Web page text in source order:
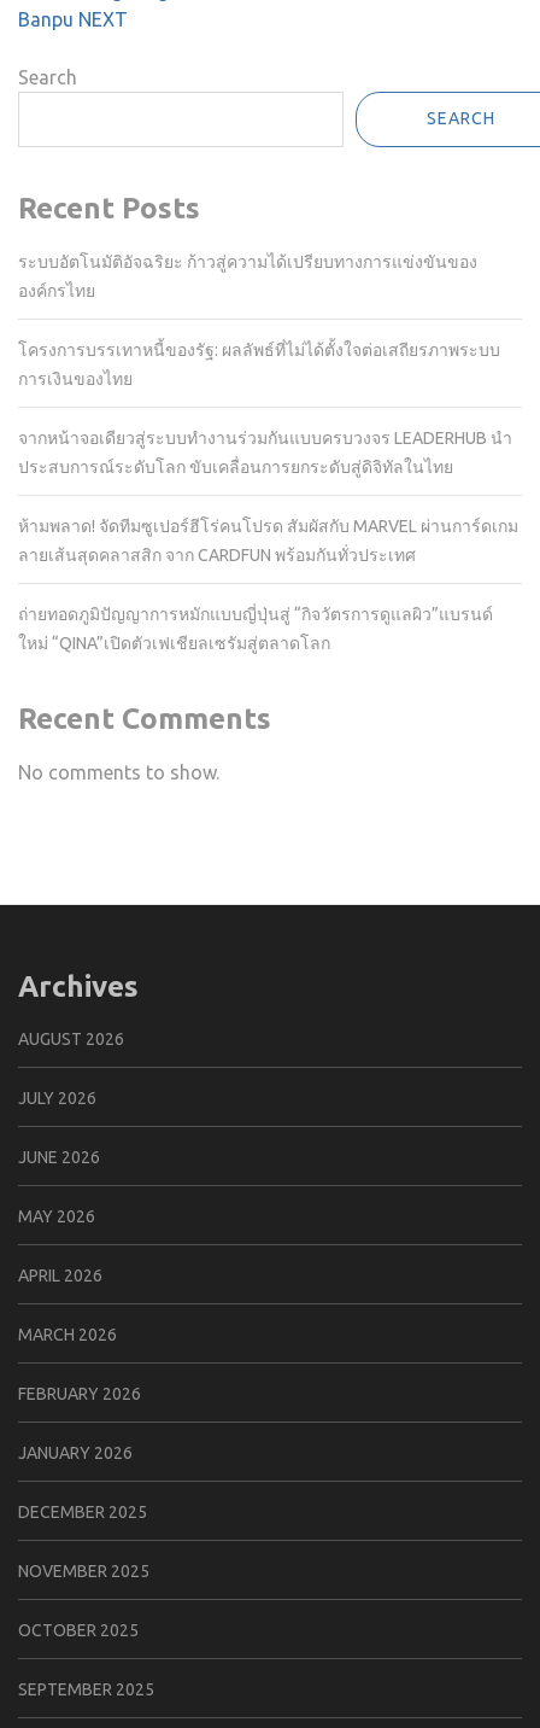
Banpu NEXT
Search
SEARCH
Recent Posts
ระบบอัตโนมัติอัจฉริยะ ก้าวสู่ความได้เปรียบทางการแข่งขันของ
องค์กรไทย
โครงการบรรเทาหนี้ของรัฐ: ผลลัพธ์ที่ไม่ได้ตั้งใจต่อเสถียรภาพระบบ
การเงินของไทย
จากหน้าจอเดียวสู่ระบบทำงานร่วมกันแบบครบวงจร LEADERHUB นำ
ประสบการณ์ระดับโลก ขับเคลื่อนการยกระดับสู่ดิจิทัลในไทย
ห้ามพลาด! จัดทีมซูเปอร์ฮีโร่คนโปรด สัมผัสกับ MARVEL ผ่านการ์ดเกม
ลายเส้นสุดคลาสสิก จาก CARDFUN พร้อมกันทั่วประเทศ
ถ่ายทอดภูมิปัญญาการหมักแบบญี่ปุ่นสู่ “กิจวัตรการดูแลผิว”แบรนด์
ใหม่ “QINA”เปิดตัวเฟเชียลเซรัมสู่ตลาดโลก
Recent Comments
No comments to show.
Archives
AUGUST 2026
JULY 2026
JUNE 2026
MAY 2026
APRIL 2026
MARCH 2026
FEBRUARY 2026
JANUARY 2026
DECEMBER 2025
NOVEMBER 2025
OCTOBER 2025
SEPTEMBER 2025